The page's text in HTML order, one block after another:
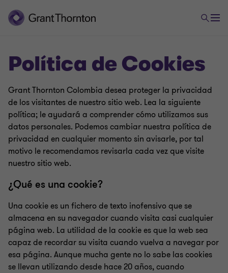
Política de Cookies
Grant Thornton Colombia desea proteger la privacidad
de los visitantes de nuestro sitio web. Lea la siguiente
política; le ayudará a comprender cómo utilizamos sus
datos personales. Podemos cambiar nuestra política de
privacidad en cualquier momento sin avisarle, por tal
motivo le recomendamos revisarla cada vez que visite
nuestro sitio web.
¿Qué es una cookie?
Una cookie es un fichero de texto inofensivo que se
almacena en su navegador cuando visita casi cualquier
página web. La utilidad de la cookie es que la web sea
capaz de recordar su visita cuando vuelva a navegar por
esa página. Aunque mucha gente no lo sabe las cookies
se llevan utilizando desde hace 20 años, cuando